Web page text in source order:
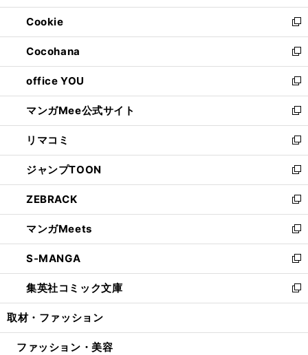
開
く
ウ
で
開
く
ン
ド
ウ
で
開
く
ウ
ィ
ン
ド
ウ
で
開
く
Cookie
新
し
い
ウ
ィ
ン
ド
ウ
で
開
く
Cocohana
新
し
い
ウ
ィ
ン
ド
ウ
で
開
く
office YOU
新
し
い
ウ
ィ
ン
ド
ウ
で
開
く
マンガMee公式サイト
新
し
い
ウ
ィ
ン
ド
ウ
で
開
く
リマコミ
新
し
い
ウ
ィ
ン
ド
ウ
で
開
く
ジャンプTOON
新
し
い
ウ
ィ
ン
ド
ウ
で
開
ZEBRACK
新
し
い
ウ
ィ
ン
ド
ウ
開
マンガMeets
新
し
い
ウ
ィ
ン
ウ
S-MANGA
新
し
い
ウ
ン
集英社コミック文庫
新
し
ウ
取材・ファッション
ファッション・美容